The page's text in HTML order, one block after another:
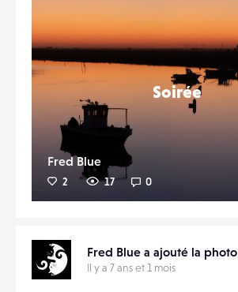
Soirée
Fred Blue
2 17 0
Fred Blue a ajouté la photo
Il y a 7 ans et 1 mois